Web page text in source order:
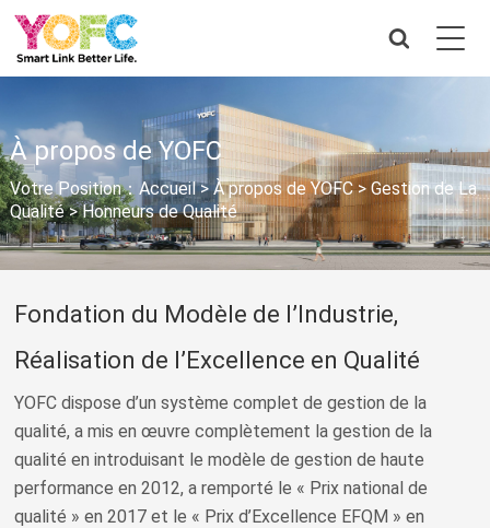
À propos de YOFC
Votre Position： Accueil>À propos de YOFC> Gestion de La
Qualité>Honneurs de Qualité
Fondation du Modèle de l’Industrie,
Réalisation de l’Excellence en Qualité
YOFC dispose d’un système complet de gestion de la
qualité, a mis en œuvre complètement la gestion de la
qualité en introduisant le modèle de gestion de haute
performance en 2012, a remporté le « Prix national de
qualité » en 2017 et le « Prix d’Excellence EFQM » en